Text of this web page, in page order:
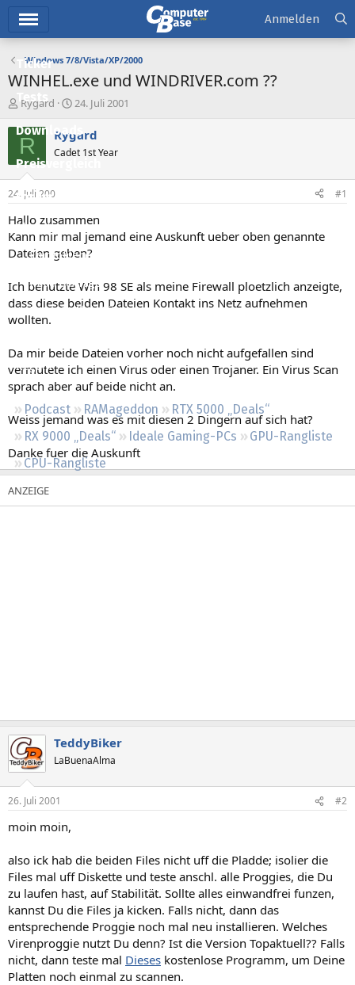
Ticker
Tests
Downloads
Preisvergleich
Forum
Aktuelles
Empfohlene Inhalte
Neue Beiträge
Neueste Aktivitäten
Regeln
Podcast RAMageddon
RTX 5000 „Deals“
RX 9000 „Deals“
Ideale Gaming-PCs
GPU-Rangliste
CPU-Rangliste
Anmelden
Windows 7/8/Vista/XP/2000
WINHEL.exe und WINDRIVER.com ??
E
s
t
e
e
r
Rygard
E
s
t
e
t
a
m
24. Juli 2001
R Rygard
Cadet 1st Year
24. Juli 2001 #1
Hallo zusammen
Kann mir mal jemand eine Auskunft ueber oben genannte
Dateien geben?
Ich benutzte Win 98 SE als meine Firewall ploetzlich anzeigte,
dass diese beiden Dateien Kontakt ins Netz aufnehmen
wollten.
Da mir beide Dateien vorher noch nicht aufgefallen sind
vermutete ich einen Virus oder einen Trojaner. Ein Virus Scan
sprach aber auf beide nicht an.
Weiss jemand was es mit diesen 2 Dingern auf sich hat?
Danke fuer die Auskunft
TeddyBiker
LaBuenaAlma
26. Juli 2001 #2
moin moin,
also ick hab die beiden Files nicht uff die Pladde; isolier die
Files mal uff Diskette und teste anschl. alle Proggies, die Du
zu laufen hast, auf Stabilität. Sollte alles einwandfrei funzen,
kannst Du die Files ja kicken. Falls nicht, dann das
entsprechende Proggie noch mal neu installieren. Welches
Virenproggie nutzt Du denn? Ist die Version Topaktuell?? Falls
nicht, dann teste mal Dieses kostenlose Programm, um Deine
Platten noch einmal zu scannen.